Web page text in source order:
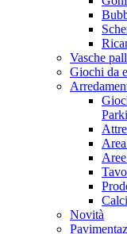
Vasche
Giochi da
Novità